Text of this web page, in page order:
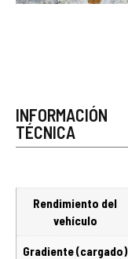
INFORMACIÓN
TÉCNICA
Rendimiento del
vehículo
Gradiente (cargado)